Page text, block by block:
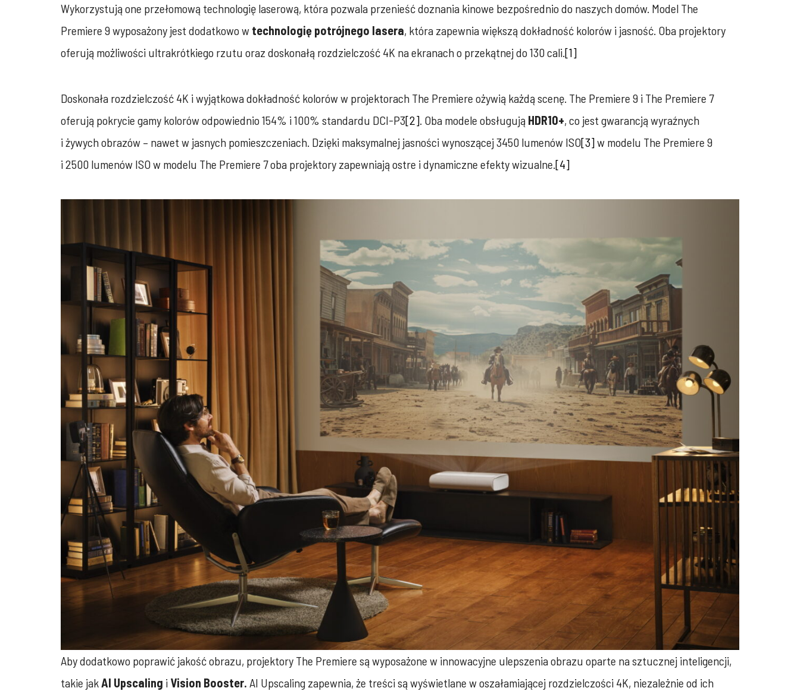
Wykorzystują one przełomową technologię laserową, która pozwala przenieść doznania kinowe bezpośrednio do naszych domów. Model The
Premiere 9 wyposażony jest dodatkowo w technologię potrójnego lasera, która zapewnia większą dokładność kolorów i jasność. Oba projektory
oferują możliwości ultrakrótkiego rzutu oraz doskonałą rozdzielczość 4K na ekranach o przekątnej do 130 cali.[1]
Doskonała rozdzielczość 4K i wyjątkowa dokładność kolorów w projektorach The Premiere ożywią każdą scenę. The Premiere 9 i The Premiere 7
oferują pokrycie gamy kolorów odpowiednio 154% i 100% standardu DCI-P3[2]. Oba modele obsługują HDR10+, co jest gwarancją wyraźnych
i żywych obrazów – nawet w jasnych pomieszczeniach. Dzięki maksymalnej jasności wynoszącej 3450 lumenów ISO[3]w modelu The Premiere 9
i 2500 lumenów ISO w modelu The Premiere 7 oba projektory zapewniają ostre i dynamiczne efekty wizualne.[4]
Aby dodatkowo poprawić jakość obrazu, projektory The Premiere są wyposażone w innowacyjne ulepszenia obrazu oparte na sztucznej inteligencji,
takie jakAI Upscaling i Vision Booster. AI Upscaling zapewnia, że treści są wyświetlane w oszałamiającej rozdzielczości 4K, niezależnie od ich